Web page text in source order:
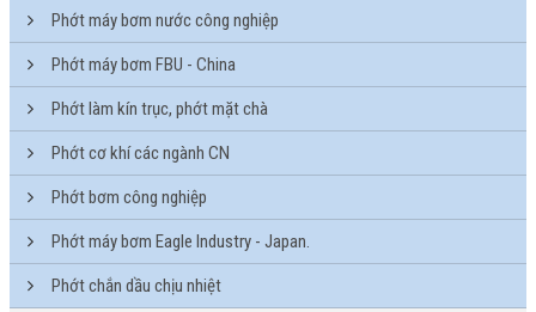
Phớt máy bơm nước công nghiệp
Phớt máy bơm FBU - China
Phớt làm kín trục, phớt mặt chà
Phớt cơ khí các ngành CN
Phớt bơm công nghiệp
Phớt máy bơm Eagle Industry - Japan.
Phớt chắn dầu chịu nhiệt